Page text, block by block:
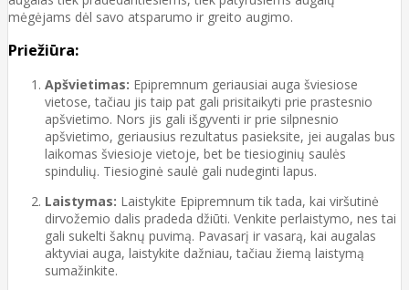
mėgėjams dėl savo atsparumo ir greito augimo.
Priežiūra:
Apšvietimas: Epipremnum geriausiai auga šviesiose
vietose, tačiau jis taip pat gali prisitaikyti prie prastesnio
apšvietimo. Nors jis gali išgyventi ir prie silpnesnio
apšvietimo, geriausius rezultatus pasieksite, jei augalas bus
laikomas šviesioje vietoje, bet be tiesioginių saulės
spindulių. Tiesioginė saulė gali nudeginti lapus.
Laistymas: Laistykite Epipremnum tik tada, kai viršutinė
dirvožemio dalis pradeda džiūti. Venkite perlaistymo, nes tai
gali sukelti šaknų puvimą. Pavasarį ir vasarą, kai augalas
aktyviai auga, laistykite dažniau, tačiau žiemą laistymą
sumažinkite.